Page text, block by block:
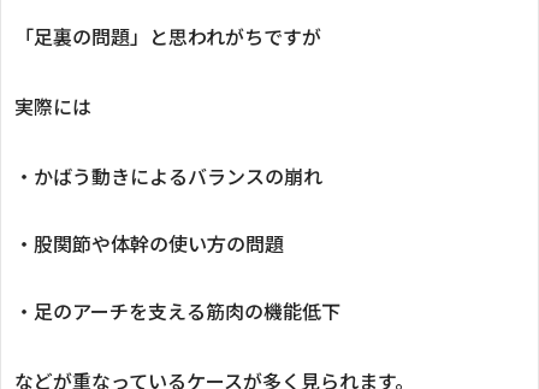
「足裏の問題」と思われがちですが
実際には
・かばう動きによるバランスの崩れ
・股関節や体幹の使い方の問題
・足のアーチを支える筋肉の機能低下
などが重なっているケースが多く見られます。